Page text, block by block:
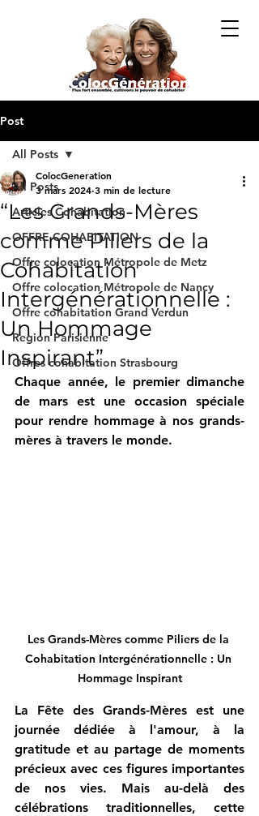
Post
All Posts
Articles Cohabitation
OFFRE COHABITATION
Offre colocation Métropole de Metz
Offre colocation Métropole de Nancy
Offre cohabitation Grand Verdun
Region Parisienne
Offres cohabitation Strasbourg
All Posts
“Les Grands-Mères
comme Piliers de la
Cohabitation
Intergénérationnelle :
Un Hommage
Inspirant”
ColocGeneration
3 mars 2024 3 min de lecture
Chaque année, le premier dimanche
de mars est une occasion spéciale
pour rendre hommage à nos grands-
mères à travers le monde.
Les Grands-Mères comme Piliers de la
Cohabitation Intergénérationnelle : Un
Hommage Inspirant
La Fête des Grands-Mères est une
journée dédiée à l'amour, à la
gratitude et au partage de moments
précieux avec ces figures importantes
de nos vies. Mais au-delà des
célébrations traditionnelles, cette